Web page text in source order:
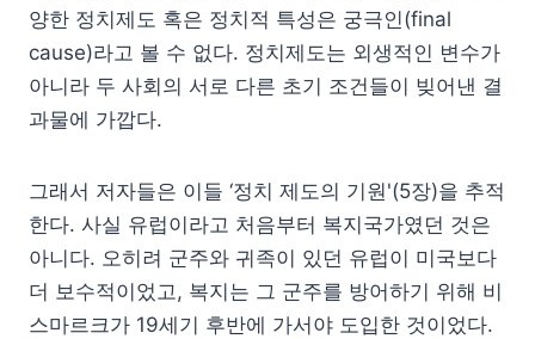
양한 정치제도 혹은 정치적 특성은 궁극인(final
cause)라고 볼 수 없다. 정치제도는 외생적인 변수가
아니라 두 사회의 서로 다른 초기 조건들이 빚어낸 결
과물에 가깝다.
그래서 저자들은 이들 ‘정치 제도의 기원'(5장)을 추적
한다. 사실 유럽이라고 처음부터 복지국가였던 것은
아니다. 오히려 군주와 귀족이 있던 유럽이 미국보다
더 보수적이었고, 복지는 그 군주를 방어하기 위해 비
스마르크가 19세기 후반에 가서야 도입한 것이었다.